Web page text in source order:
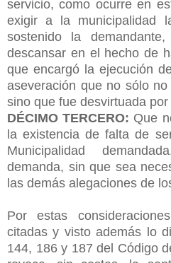
servicio, como ocurre en
exigir a la municipalidad
sostenido la
descansar en el hecho de
que encargó la ejecución
aseveración que no sólo
sino que fue desvirtuada
DÉCIMO TERCERO: Que
la existencia de falta de
Municipalidad
demanda, sin que sea
las demás alegaciones de
Por estas
citadas y visto además lo
144, 186 y 187 del Código